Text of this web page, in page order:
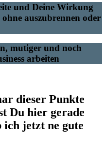
und Deine Wirkung
auszubrennen oder
mutiger und noch
arbeiten
dieser Punkte
Du hier gerade
ich jetzt ne gute